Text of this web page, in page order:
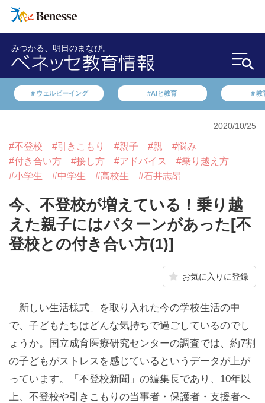
みつかる、明日のまなび。
＃ウェルビーイング #AIと教育 ＃教
2020/10/25
#不登校 #引きこもり #親子 #親
#悩み
#付き合い方
#接し方 #アドバイス
#乗り越え方
#小学生
#中学生 #高校生 #石井志昂
今、不登校が増えている！乗り越
えた親子にはパターンがあった[不
登校との付き合い方(1)]
お気に入りに登録
「新しい生活様式」を取り入れた今の学校生活の中
で、子どもたちはどんな気持ちで過ごしているのでし
ょうか。国立成育医療研究センターの調査では、約7割
の子どもがストレスを感じているというデータが上が
っています。「不登校新聞」の編集長であり、10年以
上、不登校や引きこもりの当事者・保護者・支援者へ